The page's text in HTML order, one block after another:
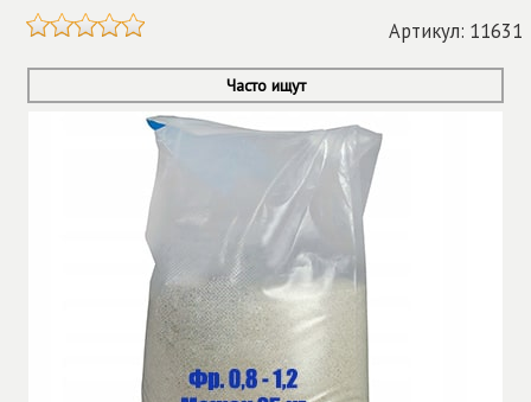
Артикул: 11631
Часто ищут